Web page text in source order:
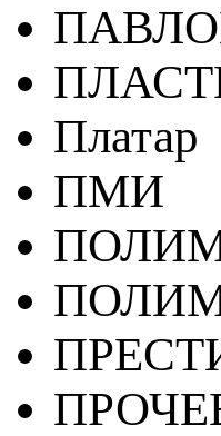
Платар
ПМИ